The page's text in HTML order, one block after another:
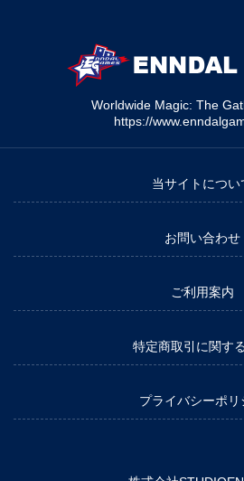
Worldwide Magic: The
https://
当サイトについ
お問い合わせ
ご利用案内
特定商取引に関す
プライバシーポリ